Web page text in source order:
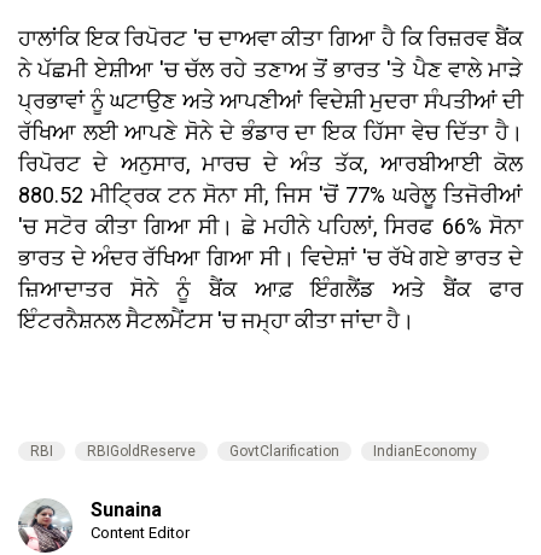
ਹਾਲਾਂਕਿ ਇਕ ਰਿਪੋਰਟ 'ਚ ਦਾਅਵਾ ਕੀਤਾ ਗਿਆ ਹੈ ਕਿ ਰਿਜ਼ਰਵ ਬੈਂਕ
ਨੇ ਪੱਛਮੀ ਏਸ਼ੀਆ 'ਚ ਚੱਲ ਰਹੇ ਤਣਾਅ ਤੋਂ ਭਾਰਤ 'ਤੇ ਪੈਣ ਵਾਲੇ ਮਾੜੇ
ਪ੍ਰਭਾਵਾਂ ਨੂੰ ਘਟਾਉਣ ਅਤੇ ਆਪਣੀਆਂ ਵਿਦੇਸ਼ੀ ਮੁਦਰਾ ਸੰਪਤੀਆਂ ਦੀ
ਰੱਖਿਆ ਲਈ ਆਪਣੇ ਸੋਨੇ ਦੇ ਭੰਡਾਰ ਦਾ ਇਕ ਹਿੱਸਾ ਵੇਚ ਦਿੱਤਾ ਹੈ।
ਰਿਪੋਰਟ ਦੇ ਅਨੁਸਾਰ, ਮਾਰਚ ਦੇ ਅੰਤ ਤੱਕ, ਆਰਬੀਆਈ ਕੋਲ
880.52 ਮੀਟ੍ਰਿਕ ਟਨ ਸੋਨਾ ਸੀ, ਜਿਸ 'ਚੋਂ 77% ਘਰੇਲੂ ਤਿਜੋਰੀਆਂ
'ਚ ਸਟੋਰ ਕੀਤਾ ਗਿਆ ਸੀ। ਛੇ ਮਹੀਨੇ ਪਹਿਲਾਂ, ਸਿਰਫ 66% ਸੋਨਾ
ਭਾਰਤ ਦੇ ਅੰਦਰ ਰੱਖਿਆ ਗਿਆ ਸੀ। ਵਿਦੇਸ਼ਾਂ 'ਚ ਰੱਖੇ ਗਏ ਭਾਰਤ ਦੇ
ਜ਼ਿਆਦਾਤਰ ਸੋਨੇ ਨੂੰ ਬੈਂਕ ਆਫ਼ ਇੰਗਲੈਂਡ ਅਤੇ ਬੈਂਕ ਫਾਰ
ਇੰਟਰਨੈਸ਼ਨਲ ਸੈਟਲਮੈਂਟਸ 'ਚ ਜਮ੍ਹਾ ਕੀਤਾ ਜਾਂਦਾ ਹੈ।
RBI RBIGoldReserve GovtClarification IndianEconomy
Sunaina
Content Editor